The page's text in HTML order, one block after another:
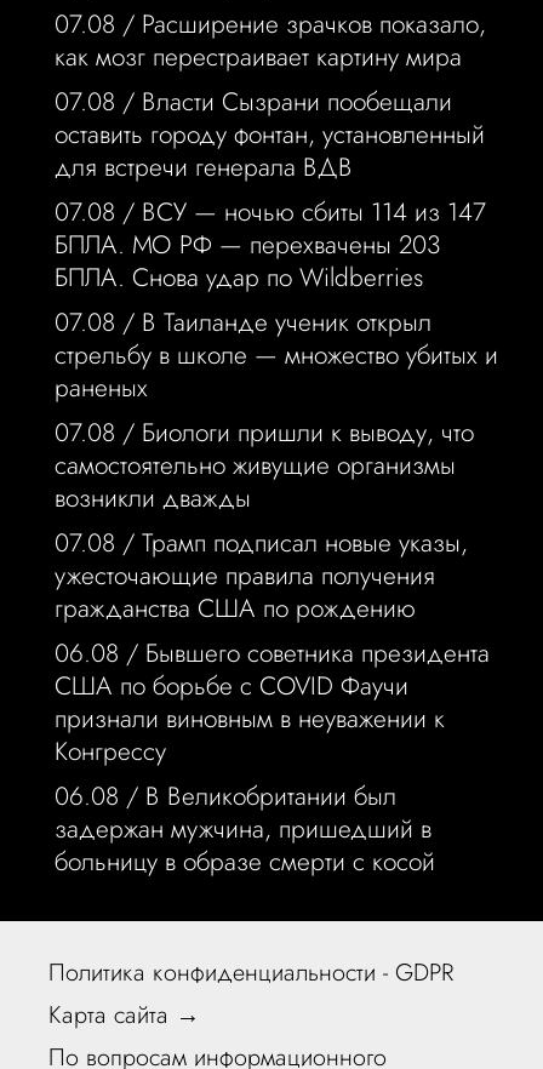
07.08 / Расширение зрачков показало,
как мозг перестраивает картину мира
07.08 / Власти Сызрани пообещали
оставить городу фонтан, установленный
для встречи генерала ВДВ
07.08 / ВСУ — ночью сбиты 114 из 147
БПЛА. МО РФ — перехвачены 203
БПЛА. Снова удар по Wildberries
07.08 / В Таиланде ученик открыл
стрельбу в школе — множество убитых и
раненых
07.08 / Биологи пришли к выводу, что
самостоятельно живущие организмы
возникли дважды
07.08 / Трамп подписал новые указы,
ужесточающие правила получения
гражданства США по рождению
06.08 / Бывшего советника президента
США по борьбе с COVID Фаучи
признали виновным в неуважении к
Конгрессу
06.08 / В Великобритании был
задержан мужчина, пришедший в
больницу в образе смерти с косой
Политика конфиденциальности - GDPR
Карта сайта →
По вопросам информационного